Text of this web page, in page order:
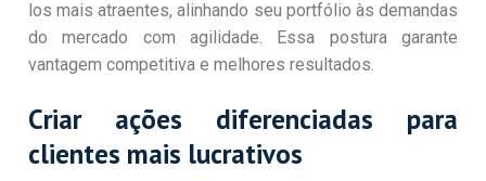
los mais atraentes, alinhando seu portfólio às demandas
do mercado com agilidade. Essa postura garante
vantagem competitiva e melhores resultados.
Criar ações diferenciadas para
clientes mais lucrativos